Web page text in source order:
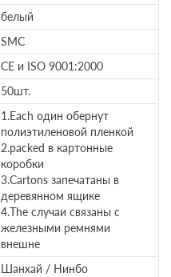
белый
SMC
CE и ISO 9001:2000
50шт.
1.Each один обернут
полиэтиленовой пленкой
2.packed в картонные
коробки
3.Cartons запечатаны в
деревянном ящике
4.The случаи связаны с
железными ремнями
внешне
Шанхай / Нинбо